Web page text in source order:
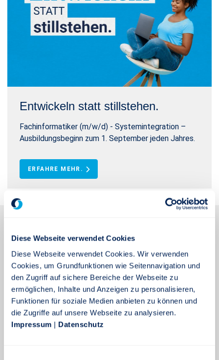
Diese Webseite verwendet Cookies
Diese Webseite verwendet Cookies. Wir verwenden
Cookies, um Grundfunktionen wie Seitennavigation und
den Zugriff auf sichere Bereiche der Webseite zu
ermöglichen, Inhalte und Anzeigen zu personalisieren,
Funktionen für soziale Medien anbieten zu können und
die Zugriffe auf unsere Webseite zu analysieren.
Impressum | Datenschutz
Entwickeln statt stillstehen.
Fachinformatiker (m/w/d) - Systemintegration –
Ausbildungsbeginn zum 1. September jeden Jahres.
ERFAHRE MEHR.